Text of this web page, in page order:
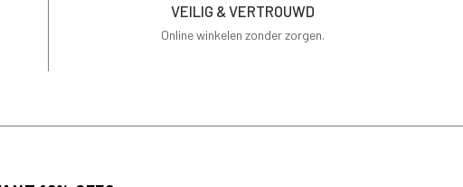
VEILIG & VERTROUWD
Online winkelen zonder zorgen.